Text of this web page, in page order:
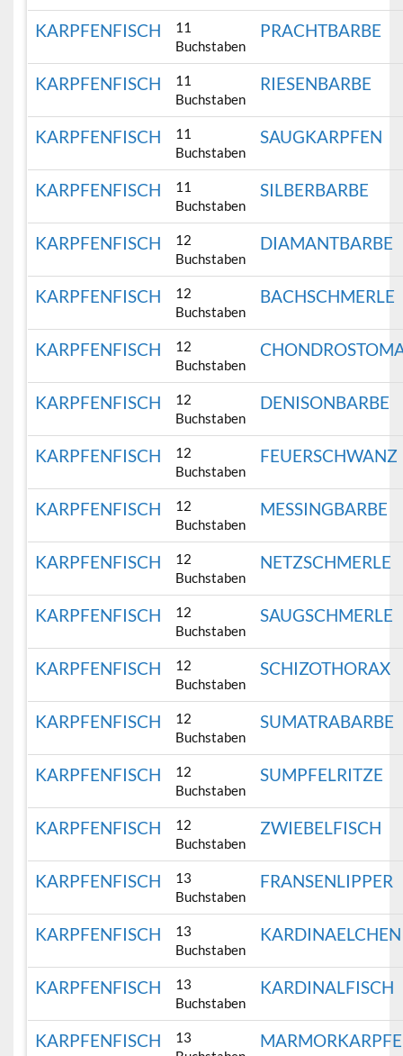
KARPFENFISCH
11
Buchstaben
PRACHTBARBE
KARPFENFISCH
11
Buchstaben
RIESENBARBE
KARPFENFISCH
11
Buchstaben
SAUGKARPFEN
KARPFENFISCH
11
Buchstaben
SILBERBARBE
KARPFENFISCH
12
Buchstaben
DIAMANTBARBE
KARPFENFISCH
12
Buchstaben
BACHSCHMERLE
KARPFENFISCH
12
Buchstaben
KARPFENFISCH
12
Buchstaben
DENISONBARBE
KARPFENFISCH
12
Buchstaben
FEUERSCHWANZ
KARPFENFISCH
12
Buchstaben
MESSINGBARBE
KARPFENFISCH
12
Buchstaben
NETZSCHMERLE
KARPFENFISCH
12
Buchstaben
SAUGSCHMERLE
KARPFENFISCH
12
Buchstaben
SCHIZOTHORAX
KARPFENFISCH
12
Buchstaben
SUMATRABARBE
KARPFENFISCH
12
Buchstaben
SUMPFELRITZE
KARPFENFISCH
12
Buchstaben
ZWIEBELFISCH
KARPFENFISCH
13
Buchstaben
FRANSENLIPPER
KARPFENFISCH
13
Buchstaben
KARDINAELCHEN
KARPFENFISCH
13
Buchstaben
KARDINALFISCH
KARPFENFISCH
13